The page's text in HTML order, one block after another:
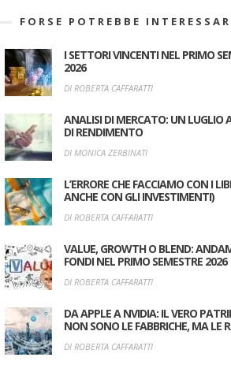
FORSE POTREBBE
I SETTORI VINCENTI NEL PRIMO
2026
DI ROBERTA CAFFARATTI
ANALISI DI MERCATO: UN LUGLIO
DI RENDIMENTO
DI MONICA ZERBINATI
L’ERRORE CHE FACCIAMO CON I
ANCHE CON GLI INVESTIMENTI)
DI ROBERTA CAFFARATTI
VALUE, GROWTH O BLEND:
FONDI NEL PRIMO SEMESTRE 2026
DI ROBERTA CAFFARATTI
DA APPLE A NVIDIA: IL VERO
NON SONO LE FABBRICHE, MA LE
DI ROBERTA CAFFARATTI